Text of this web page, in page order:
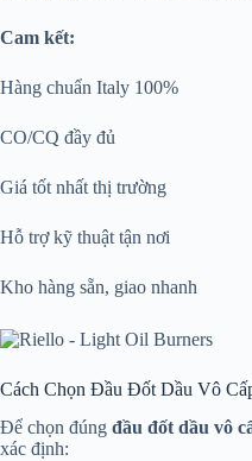
Cam kết:
Hàng chuẩn Italy 100%
CO/CQ đầy đủ
Giá tốt nhất thị trường
Hỗ trợ kỹ thuật tận nơi
Kho hàng sẵn, giao nhanh
Cách Chọn Đầu Đốt Dầu Vô
Để chọn đúng đầu đốt dầu vô
xác định: